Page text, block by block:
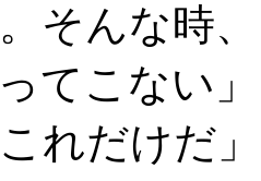
そんな時
てこない
れだけだ